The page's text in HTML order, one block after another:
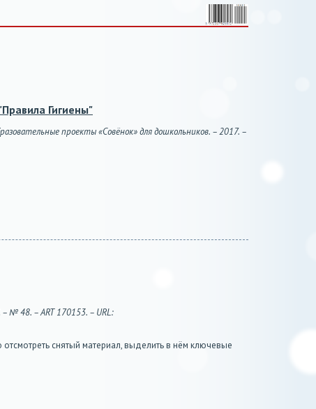
Гигиены"
проекты «Совёнок» для дошкольников. – 2017. –
– № 48. – ART 170153. – URL:
снятый материал, выделить в нём ключевые